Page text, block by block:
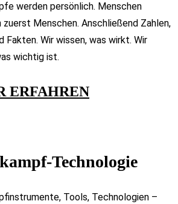
werden persönlich. Menschen
zuerst Menschen. Anschließend Zahlen,
Fakten. Wir wissen, was wirkt. Wir
wichtig ist.
ERFAHREN​
Technologie​
Tools, Technologien –